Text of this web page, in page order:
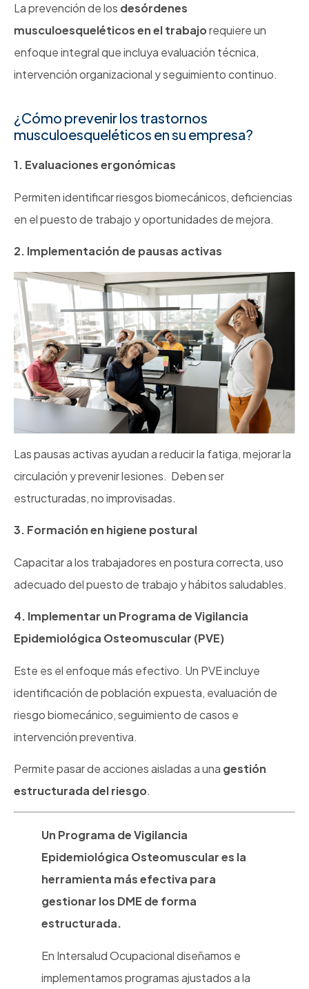
La prevención de los desórdenes
musculoesqueléticos en el trabajorequiere un
enfoque integral que incluya evaluación técnica,
intervención organizacional y seguimiento continuo.
¿Cómo prevenir los trastornos
musculoesqueléticos en su empresa?
1. Evaluaciones ergonómicas
Permiten identificar riesgos biomecánicos, deficiencias
en el puesto de trabajo y oportunidades de mejora.
2. Implementación de pausas activas
Las pausas activas ayudan a reducir la fatiga, mejorar la
circulación y prevenir lesiones. Deben ser
estructuradas, no improvisadas.
3. Formación en higiene postural
Capacitar a los trabajadores en postura correcta, uso
adecuado del puesto de trabajo y hábitos saludables.
4. Implementar un Programa de Vigilancia
Epidemiológica Osteomuscular (PVE)
Este es el enfoque más efectivo. Un PVE incluye
identificación de población expuesta, evaluación de
riesgo biomecánico, seguimiento de casos e
intervención preventiva.
Permite pasar de acciones aisladas a una gestión
estructurada del riesgo.
Un Programa de Vigilancia
Epidemiológica Osteomuscular es la
herramienta más efectiva para
gestionar los DME de forma
estructurada.
En Intersalud Ocupacional diseñamos e
implementamos programas ajustados a la